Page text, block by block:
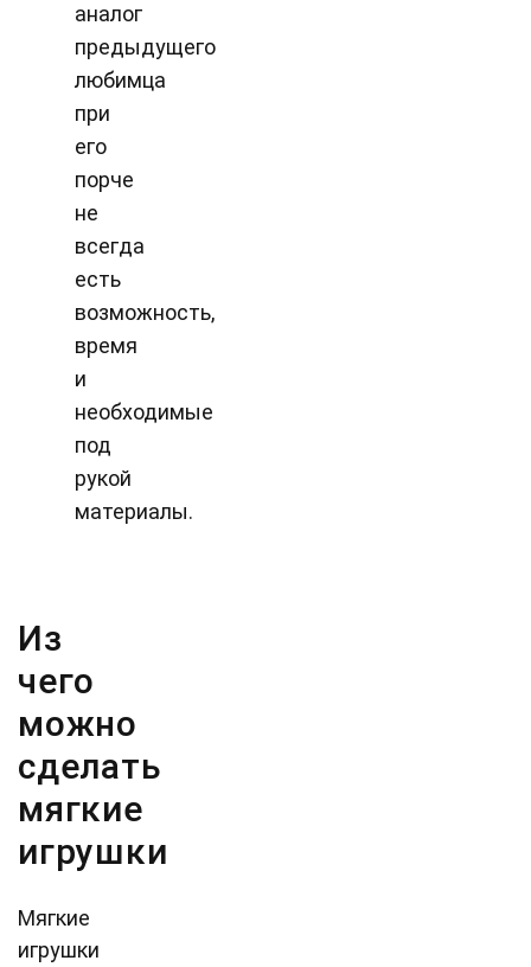
аналог
предыдущего
любимца
при
его
порче
не
всегда
есть
возможность,
время
и
необходимые
под
рукой
материалы.
Из
чего
можно
сделать
мягкие
игрушки
Мягкие
игрушки